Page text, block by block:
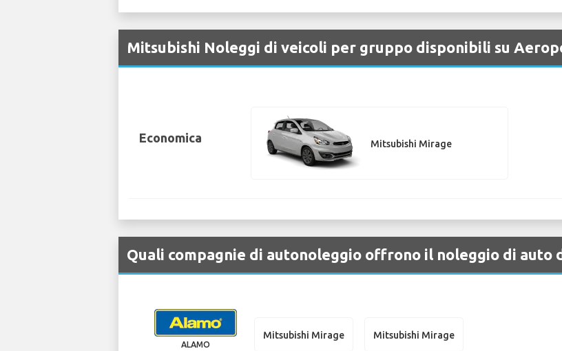
Mitsubishi Noleggi di veicoli per gruppo disponibili su
Economica Mitsubishi Mirage
Quali compagnie di autonoleggio offrono il noleggio di auto
ALAMO
Mitsubishi Mirage Mitsubishi Mirage